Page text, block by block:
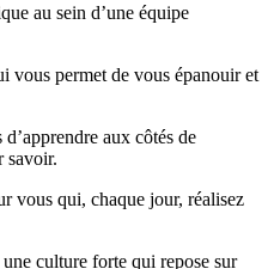
au sein d’une équipe
vous permet de vous épanouir et
aux côtés de
savoir.
vous qui, chaque jour, réalisez
culture forte qui repose sur